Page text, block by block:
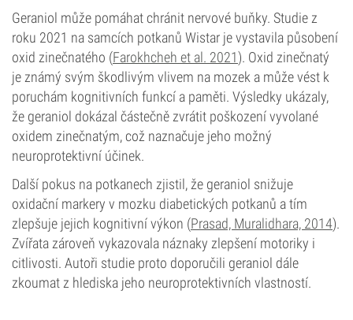
Geraniol může pomáhat chránit nervové buňky. Studie z
roku 2021 na samcích potkanů Wistar je vystavila působení
oxid zinečnatého (Farokhcheh et al. 2021). Oxid zinečnatý
je známý svým škodlivým vlivem na mozek a může vést k
poruchám kognitivních funkcí a paměti. Výsledky ukázaly,
že geraniol dokázal částečně zvrátit poškození vyvolané
oxidem zinečnatým, což naznačuje jeho možný
neuroprotektivní účinek.
Další pokus na potkanech zjistil, že geraniol snižuje
oxidační markery v mozku diabetických potkanů a tím
zlepšuje jejich kognitivní výkon (Prasad, Muralidhara, 2014).
Zvířata zároveň vykazovala náznaky zlepšení motoriky i
citlivosti. Autoři studie proto doporučili geraniol dále
zkoumat z hlediska jeho neuroprotektivních vlastností.